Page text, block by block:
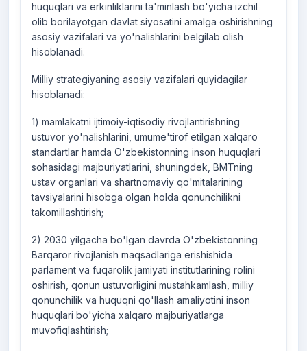
huquqlari va erkinliklarini ta'minlash bo'yicha izchil
olib borilayotgan davlat siyosatini amalga oshirishning
asosiy vazifalari va yo'nalishlarini belgilab olish
hisoblanadi.
Milliy strategiyaning asosiy vazifalari quyidagilar
hisoblanadi:
1) mamlakatni ijtimoiy-iqtisodiy rivojlantirishning
ustuvor yo'nalishlarini, umume'tirof etilgan xalqaro
standartlar hamda O'zbekistonning inson huquqlari
sohasidagi majburiyatlarini, shuningdek, BMTning
ustav organlari va shartnomaviy qo'mitalarining
tavsiyalarini hisobga olgan holda qonunchilikni
takomillashtirish;
2) 2030 yilgacha bo'lgan davrda O'zbekistonning
Barqaror rivojlanish maqsadlariga erishishida
parlament va fuqarolik jamiyati institutlarining rolini
oshirish, qonun ustuvorligini mustahkamlash, milliy
qonunchilik va huquqni qo'llash amaliyotini inson
huquqlari bo'yicha xalqaro majburiyatlarga
muvofiqlashtirish;